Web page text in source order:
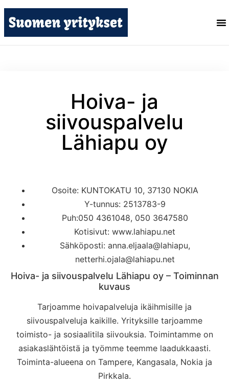
Hoiva- ja
siivouspalvelu
Lähiapu oy
Osoite: KUNTOKATU 10, 37130 NOKIA
Y-tunnus: 2513783-9
Puh:050 4361048, 050 3647580
Kotisivut: www.lahiapu.net
Sähköposti: anna.eljaala@lahiapu,
netterhi.ojala@lahiapu.net
Hoiva- ja siivouspalvelu Lähiapu oy – Toiminnan
kuvaus
Tarjoamme hoivapalveluja ikäihmisille ja
siivouspalveluja kaikille. Yrityksille tarjoamme
toimisto- ja sosiaalitila siivouksia. Toimintamme on
asiakaslähtöistä ja työmme teemme laadukkaasti.
Toiminta-alueena on Tampere, Kangasala, Nokia ja
Pirkkala.